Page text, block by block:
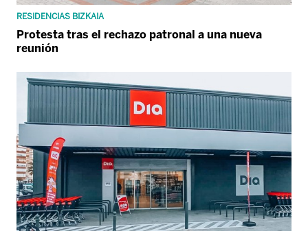
RESIDENCIAS BIZKAIA
Protesta tras el rechazo patronal a una nueva
reunión